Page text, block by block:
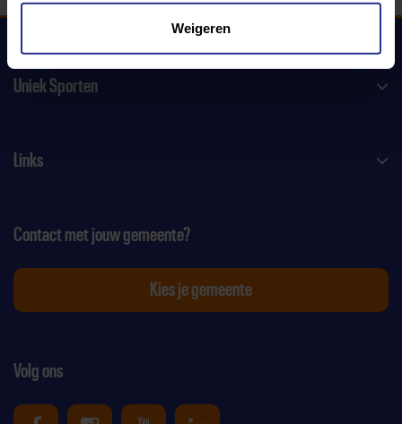
Weigeren
Uniek Sporten
Links
Volg ons
Contact met jouw gemeente?
Kies je gemeente